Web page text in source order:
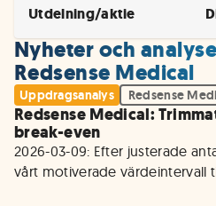
Utdelning/aktie
Nyheter och
Redsense Medical
Uppdragsanalys Redsense
Redsense Medical:
break-even
2026-03-09: Efter justerade
vårt motiverade värdeintervall